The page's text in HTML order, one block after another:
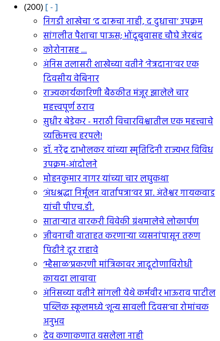
(200)[ - ]
निगडी शाखेचा ‘द दारूचा नाही, द दुधाचा’ उपक्रम
सांगलीत पैशाचा पाऊस; भोंदूबुवासह चौघे जेरबंद
कोरोनासह ...
अंनिस तलासरी शाखेच्या वतीने ‘नेत्रदाना’वर एक
दिवसीय वेबिनार
राज्यकार्यकारिणी बैठकीत मंजूर झालेले चार
महत्त्वपूर्ण ठराव
सुधीर बेडेकर - मराठी विचारविश्वातील एक महत्त्वाचे
व्यक्तिमत्त्व हरपले!
डॉ. नरेंद्र दाभोलकर यांच्या स्मृतिदिनी राज्यभर विविध
उपक्रम-आंदोलने
मोहनकुमार नागर यांच्या चार लघुकथा
‘अंधश्रद्धा निर्मूलन वार्तापत्रा’वर प्रा. अंतेश्वर गायकवाड
यांची पीएच.डी.
सातार्‍यात वारकरी विवेकी ग्रंथमालेचे लोकार्पण
जीवनाची वाताहत करणार्‍या व्यसनांपासून तरुण
पिढीने दूर राहावे
‘म्हैसाळ’प्रकरणी मांत्रिकावर जादूटोणाविरोधी
कायदा लावावा
अंनिसच्या वतीने सांगली येथे कर्मवीर भाऊराव पाटील
पब्लिक स्कूलमध्ये ‘शून्य सावली दिवस’चा रोमांचक
अनुभव
देव कणाकणात वसलेला नाही